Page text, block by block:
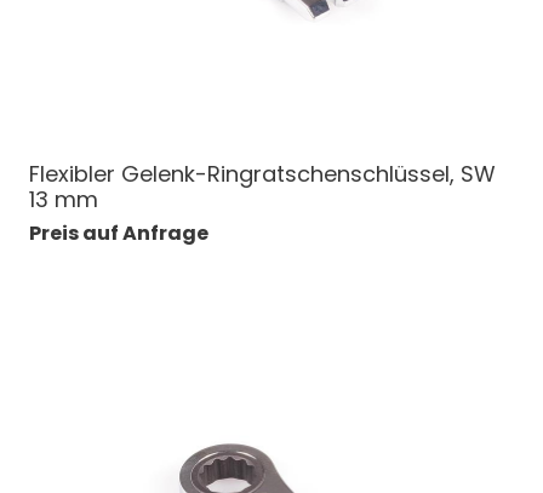
Flexibler Gelenk-Ringratschenschlüssel, SW
13 mm
Preis auf Anfrage